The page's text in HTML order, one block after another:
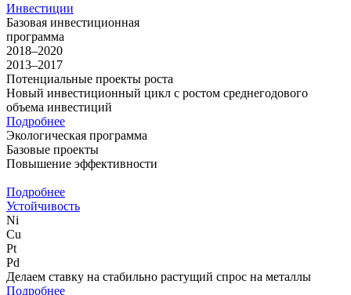
Инвестиции
Базовая инвестиционная
программа
2018–2020
2013–2017
Потенциальные проекты роста
Новый инвестиционный цикл с ростом среднегодового
объема инвестиций
Подробнее
Экологическая программа
Базовые проекты
Повышение эффективности
Подробнее
Устойчивость
Ni
Cu
Pt
Pd
Делаем ставку на стабильно растущий спрос на металлы
Подробнее